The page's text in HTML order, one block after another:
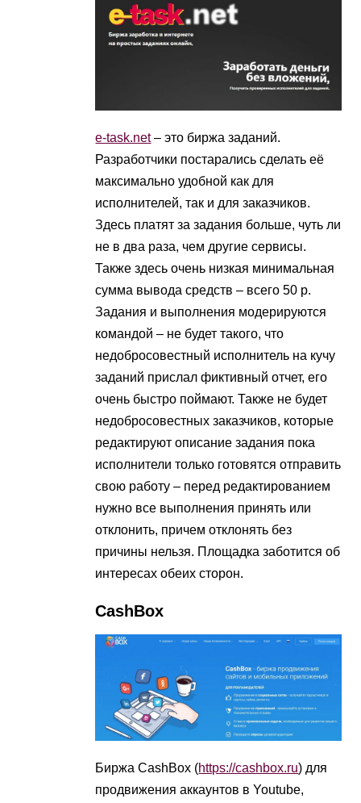
e-task.net– это биржа заданий.
Разработчики постарались сделать её
максимально удобной как для
исполнителей, так и для заказчиков.
Здесь платят за задания больше, чуть ли
не в два раза, чем другие сервисы.
Также здесь очень низкая минимальная
сумма вывода средств – всего 50 р.
Задания и выполнения модерируются
командой – не будет такого, что
недобросовестный исполнитель на кучу
заданий прислал фиктивный отчет, его
очень быстро поймают. Также не будет
недобросовестных заказчиков, которые
редактируют описание задания пока
исполнители только готовятся отправить
свою работу – перед редактированием
нужно все выполнения принять или
отклонить, причем отклонять без
причины нельзя. Площадка заботится об
интересах обеих сторон.
CashBox
Биржа CashBox (https://cashbox.ru) для
продвижения аккаунтов в Youtube,